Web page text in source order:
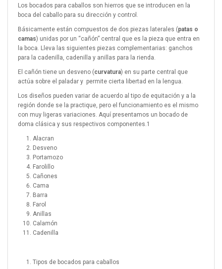
Los bocados para caballos son hierros que se introducen en la
boca del caballo para su dirección y control.
Básicamente están compuestos de dos piezas laterales (patas o
camas) unidas por un “cañón” central que es la pieza que entra en
la boca. Lleva las siguientes piezas complementarias: ganchos
para la cadenilla, cadenilla y anillas para la rienda.
El cañón tiene un desveno (curvatura) en su parte central que
actúa sobre el paladar y permite cierta libertad en la lengua.
Los diseños pueden variar de acuerdo al tipo de equitación y a la
región donde se la practique, pero el funcionamiento es el mismo
con muy ligeras variaciones. Aquí presentamos un bocado de
doma clásica y sus respectivos componentes.1
Alacran
Desveno
Portamozo
Farolillo
Cañones
Cama
Barra
Farol
Anillas
Calamón
Cadenilla
Tipos de bocados para caballos